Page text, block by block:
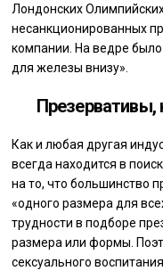
Лондонских
несанкционированных
компании. На ведре
для железы внизу».
Как и любая другая
всегда находится в
на то, что большинство
«одного размера для
трудности в подборе
размера или формы.
сексуального